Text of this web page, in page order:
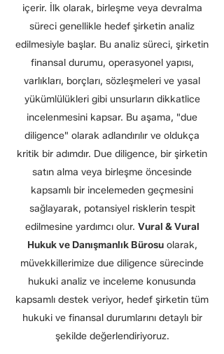
içerir. İlk olarak, birleşme veya devralma
süreci genellikle hedef şirketin analiz
edilmesiyle başlar. Bu analiz süreci, şirketin
finansal durumu, operasyonel yapısı,
varlıkları, borçları, sözleşmeleri ve yasal
yükümlülükleri gibi unsurların dikkatlice
incelenmesini kapsar. Bu aşama, "due
diligence" olarak adlandırılır ve oldukça
kritik bir adımdır. Due diligence, bir şirketin
satın alma veya birleşme öncesinde
kapsamlı bir incelemeden geçmesini
sağlayarak, potansiyel risklerin tespit
edilmesine yardımcı olur. Vural & Vural
Hukuk ve Danışmanlık Bürosuolarak,
müvekkillerimize due diligence sürecinde
hukuki analiz ve inceleme konusunda
kapsamlı destek veriyor, hedef şirketin tüm
hukuki ve finansal durumlarını detaylı bir
şekilde değerlendiriyoruz.